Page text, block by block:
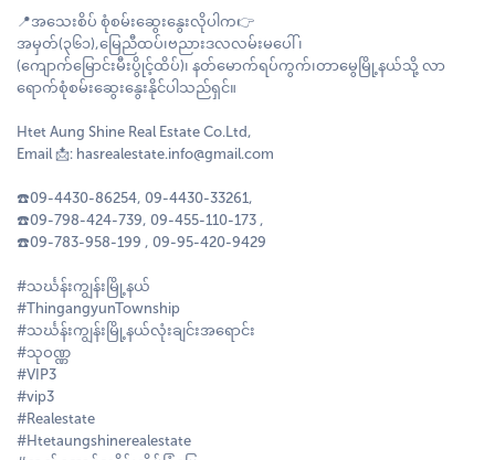
📍အသေးစိပ် စုံစမ်းဆွေးနွေးလိုပါက👉
အမှတ်(၃၆၁),မြေညီထပ်၊ဗညားဒလလမ်းမပေါ် ၊
(ကျောက်မြောင်းမီးပွိုင့်ထိပ်)၊ နတ်မောက်ရပ်ကွက်၊တာမွေမြို့နယ်သို့ လာ
ရောက်စုံစမ်းဆွေးနွေးနိုင်ပါသည်ရှင်။
Htet Aung Shine Real Estate Co.Ltd,
Email 📩: hasrealestate.info@gmail.com
☎️09-4430-86254, 09-4430-33261,
☎️09-798-424-739, 09-455-110-173 ,
☎️09-783-958-199 , 09-95-420-9429
#သင်္ဃန်းကျွန်းမြို့နယ်
#ThingangyunTownship
#သင်္ဃန်းကျွန်းမြို့နယ်လုံးချင်းအရောင်း
#သုဝဏ္ဏ
#VIP3
#vip3
#Realestate
#Htetaungshinerealestate